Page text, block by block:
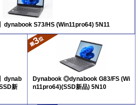
dynabook S73/HS (Win11pro64) 5N11
dynab
新
Dynabook ◎dynabook G83/FS (Wi
n11pro64)(SSD新品) 5N10